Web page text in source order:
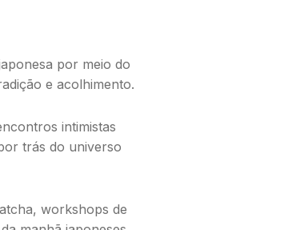
por meio do
e acolhimento.
intimistas
trás do universo
, workshops de